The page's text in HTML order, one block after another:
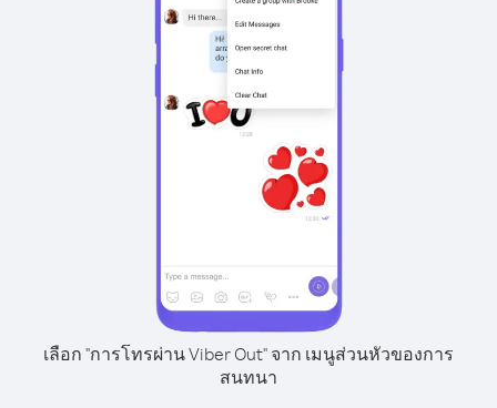
เลือก "การโทรผ่าน Viber Out" จาก เมนูส่วนหัวของการ
สนทนา